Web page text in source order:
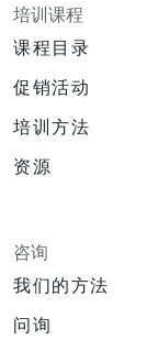
培训课程
课程目录
促销活动
培训方法
资源
咨询
我们的方法
问询